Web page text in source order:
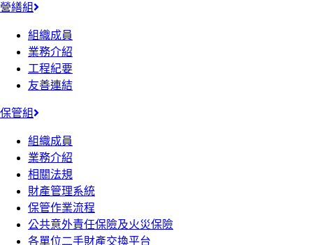
營繕組
組織成員
業務介紹
工程紀要
友善連結
保管組
組織成員
業務介紹
相關法規
財產管理系統
保管作業流程
公共意外責任保險及火災保險
各單位二手財產交換平台